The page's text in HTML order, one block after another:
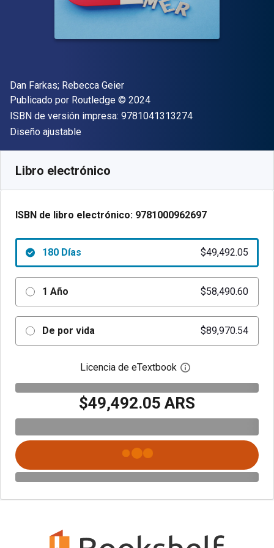
Autor(es)
Dan Farkas; Rebecca Geier
Editor
Publicado por Routledge Copyright
© 2024
ISBN de versión impresa: 9781041313274"ISBN-13
Formato
Diseño ajustable
Libro electrónico
ISBN de libro electrónico: 9781000962697
180 Días $49,492.05
1 Año $58,490.60
De por vida $89,970.54
Licencia de eTextbook Abre el cuadro de
$49,492.05 ARS